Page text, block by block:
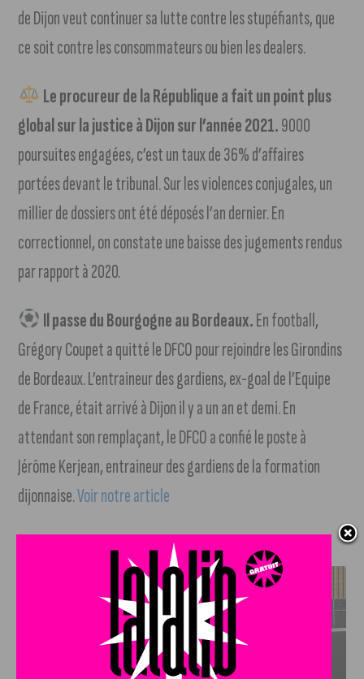
de Dijon veut continuer sa lutte contre les stupéfiants, que
ce soit contre les consommateurs ou bien les dealers.
Le procureur de la République a fait un point plus
global sur la justice à Dijon sur l’année 2021.9000
poursuites engagées, c’est un taux de 36% d’affaires
portées devant le tribunal. Sur les violences conjugales, un
millier de dossiers ont été déposés l’an dernier. En
correctionnel, on constate une baisse des jugements rendus
par rapport à 2020.
Il passe du Bourgogne au Bordeaux.En football,
Grégory Coupet a quitté le DFCO pour rejoindre les Girondins
de Bordeaux. L’entraineur des gardiens, ex-goal de l’Equipe
de France, était arrivé à Dijon il y a un an et demi. En
attendant son remplaçant, le DFCO a confié le poste à
Jérôme Kerjean, entraineur des gardiens de la formation
dijonnaise.Voir notre article